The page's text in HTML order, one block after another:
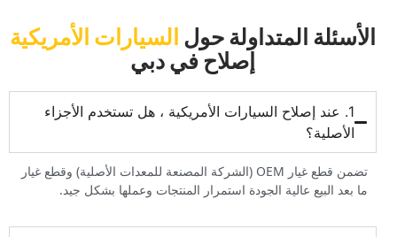
‏الأسئلة المتداولة حول‏ ‏السيارات الأمريكية‏
‏إصلاح في دبي‏
‏1. عند إصلاح السيارات الأمريكية ، هل تستخدم الأجزاء
الأصلية؟‏
‏تضمن قطع غيار OEM (الشركة المصنعة للمعدات الأصلية) وقطع غيار
ما بعد البيع عالية الجودة استمرار المنتجات وعملها بشكل جيد.‏